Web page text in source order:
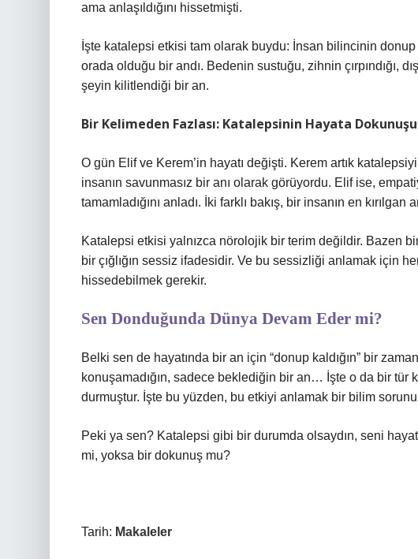
ama anlaşıldığını hissetmişti.
İşte katalepsi etkisi tam olarak buydu: İnsan bilincinin donup
orada olduğu bir andı. Bedenin sustuğu, zihnin çırpındığı,
şeyin kilitlendiği bir an.
Bir Kelimeden Fazlası: Katalepsinin Hayata Dokunuşu
O gün Elif ve Kerem’in hayatı değişti. Kerem artık
insanın savunmasız bir anı olarak görüyordu. Elif ise,
tamamladığını anladı. İki farklı bakış, bir insanın en kırılgan
Katalepsi etkisi yalnızca nörolojik bir terim değildir. Bazen
bir çığlığın sessiz ifadesidir. Ve bu sessizliği anlamak için
hissedebilmek gerekir.
Sen Donduğunda Dünya Devam Eder mi?
Belki sen de hayatında bir an için “donup kaldığın” bir
konuşamadığın, sadece beklediğin bir an… İşte o da bir
durmuştur. İşte bu yüzden, bu etkiyi anlamak bir bilim
Peki ya sen? Katalepsi gibi bir durumda olsaydın, seni
mi, yoksa bir dokunuş mu?
Tarih: Makaleler